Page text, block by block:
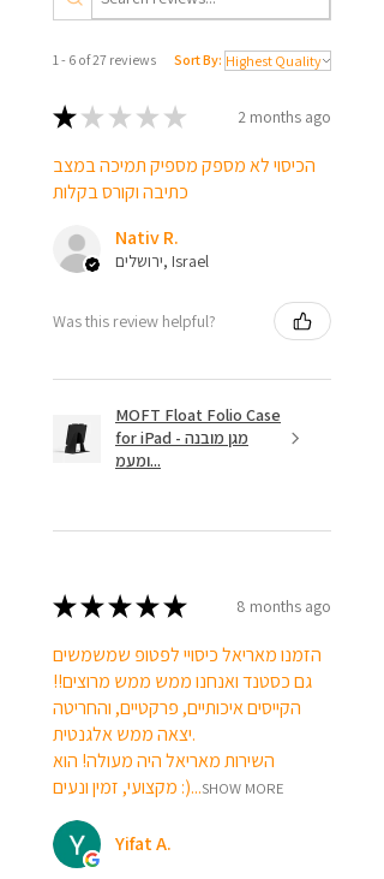
1 - 6 of 27 reviews Sort By:
★ ★ ★ ★ ★ 2 months ago
הכיסוי לא מספק מספיק תמיכה במצב
כתיבה וקורס בקלות
Nativ R.
ירושלים, Israel
Was this review helpful?
MOFT Float Folio Case
for iPad - מגן מובנה
ומעמ...
★★★★★ 8 months ago
הזמנו מאריאל כיסויי לפטופ שמשמשים
גם כסטנד ואנחנו ממש ממש מרוצים!!
הקייסים איכותיים, פרקטיים, והחריטה
יצאה ממש אלגנטית.
השירות מאריאל היה מעולה! הוא
מקצועי, זמין ונעים :)...SHOW MORE
Yifat A.